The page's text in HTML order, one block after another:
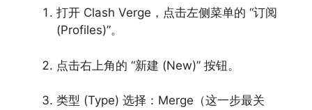
打开 Clash Verge，点击左侧菜单的 “订阅
(Profiles)”。
点击右上角的 “新建 (New)” 按钮。
类型 (Type) 选择：Merge（这一步最关